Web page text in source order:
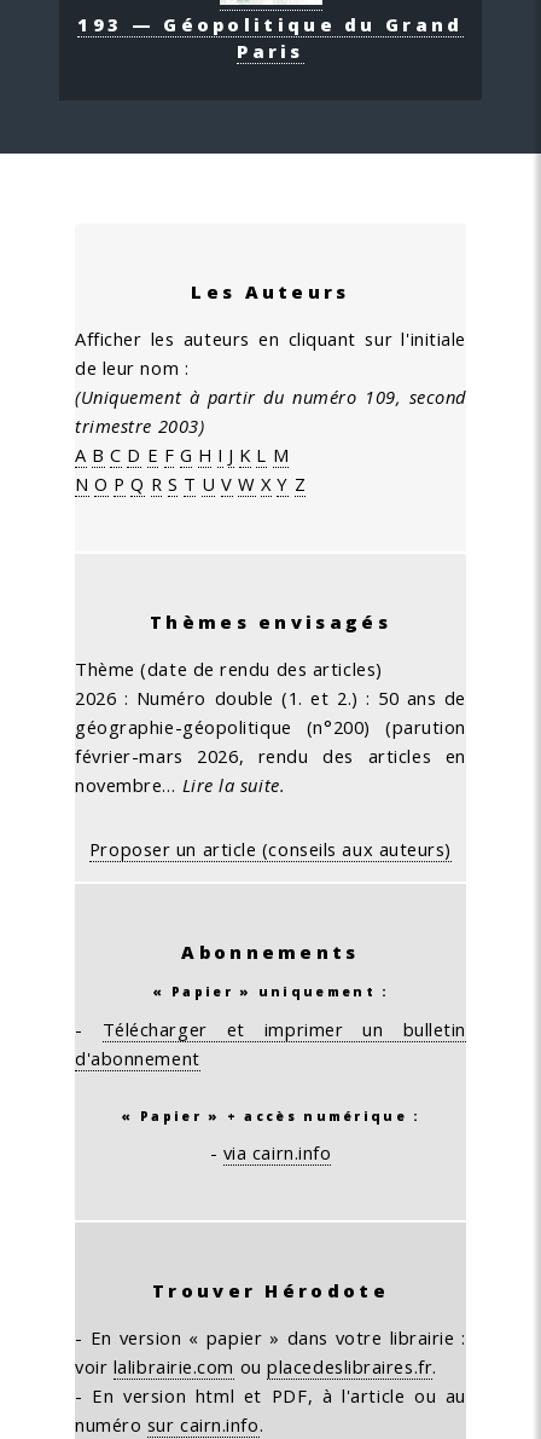
193 — Géopolitique du Grand
Paris
Les Auteurs
Afficher les auteurs en cliquant sur l'initiale
de leur nom :
(Uniquement à partir du numéro 109, second
trimestre 2003)
A B C D E F G H I J K L M
N O P Q R S T U V W X Y Z
Thèmes envisagés
Thème (date de rendu des articles)
2026 : Numéro double (1. et 2.) : 50 ans de
géographie-géopolitique (n°200) (parution
février-mars 2026, rendu des articles en
novembre… Lire la suite.
Proposer un article (conseils aux auteurs)
Abonnements
« Papier » uniquement :
- Télécharger et imprimer un bulletin
d'abonnement
« Papier » + accès numérique :
- via cairn.info
Trouver Hérodote
- En version « papier » dans votre librairie :
voir lalibrairie.com ouplacedeslibraires.fr.
- En version html et PDF, à l'article ou au
numéro sur cairn.info.